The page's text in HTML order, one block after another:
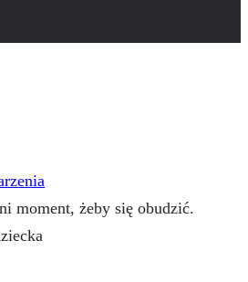
moment, żeby się obudzić.